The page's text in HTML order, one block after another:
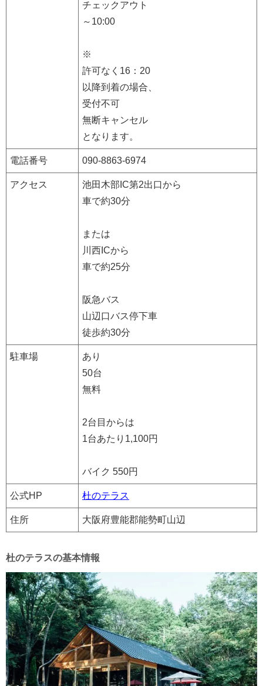
チェックアウト
～10:00
※
許可なく16：20
以降到着の場合、
受付不可
無断キャンセル
となります。
電話番号 090-8863-6974
アクセス
池田木部IC第2出口から
車で約30分
または
川西ICから
車で約25分
阪急バス
山辺口バス停下車
徒歩約30分
駐車場
あり
50台
無料
2台目からは
1台あたり1,100円
バイク 550円
公式HP 杜のテラス
住所 大阪府豊能郡能勢町山辺
杜のテラスの基本情報